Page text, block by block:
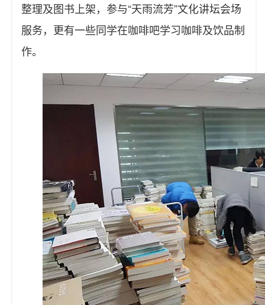
整理及图书上架，参与“天雨流芳”文化讲坛会场
服务，更有一些同学在咖啡吧学习咖啡及饮品制
作。